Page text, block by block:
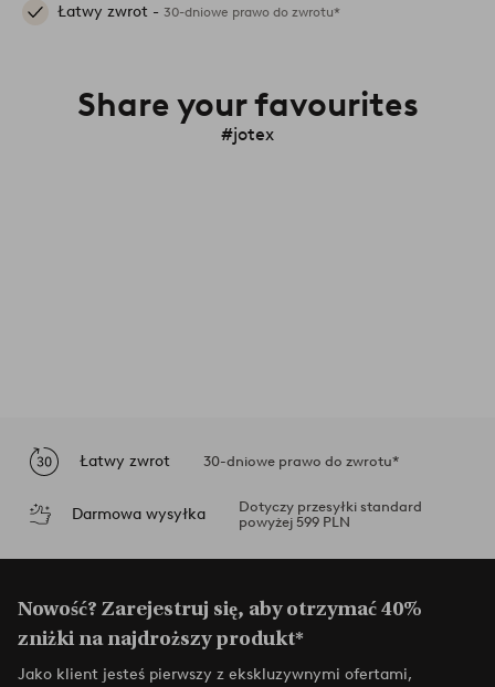
Łatwy zwrot - 30-dniowe prawo do zwrotu*
Share your favourites
#jotex
Łatwy zwrot 30-dniowe prawo do zwrotu*
Darmowa wysyłka
Dotyczy przesyłki standard
powyżej 599 PLN
Nowość? Zarejestruj się, aby otrzymać 40%
zniżki na najdroższy produkt*
Jako klient jesteś pierwszy z ekskluzywnymi ofertami,